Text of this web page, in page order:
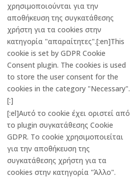
χρησιμοποιούνται για την
αποθήκευση της συγκατάθεσης
χρήστη για τα cookies στην
κατηγορία "απαραίτητες".[:en]This
cookie is set by GDPR Cookie
Consent plugin. The cookies is used
to store the user consent for the
cookies in the category "Necessary".
[:]
[:el]Αυτό το cookie έχει οριστεί από
το plugin συγκατάθεσης Cookie
GDPR. Το cookie χρησιμοποιείται
για την αποθήκευση της
συγκατάθεσης χρήστη για τα
cookies στην κατηγορία "Άλλο".